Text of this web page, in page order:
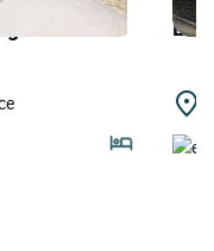
du Gros